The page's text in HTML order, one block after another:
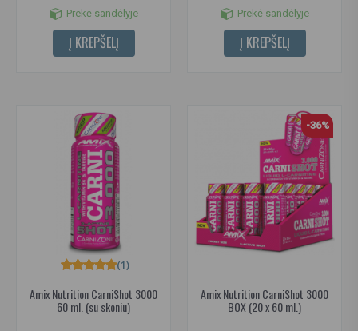
Prekė sandėlyje
Į KREPŠELĮ
Prekė sandėlyje
Į KREPŠELĮ
Amix Nutrition CarniShot 3000
60 ml. (su skoniu)
(1)
-36%
Amix Nutrition CarniShot 3000
BOX (20 x 60 ml.)